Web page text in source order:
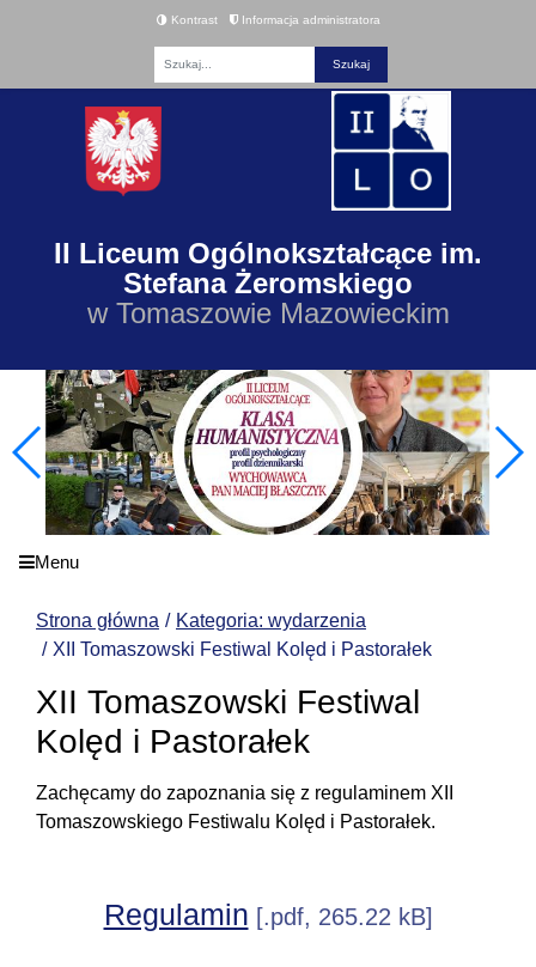
Kontrast Informacja administratora
II Liceum Ogólnokształcące im.
Stefana Żeromskiego
w Tomaszowie Mazowieckim
Menu
Strona główna
Kategoria: wydarzenia
XII Tomaszowski Festiwal Kolęd i Pastorałek
XII Tomaszowski Festiwal
Kolęd i Pastorałek
Zachęcamy do zapoznania się z regulaminem XII
Tomaszowskiego Festiwalu Kolęd i Pastorałek.
Regulamin [.pdf, 265.22 kB]